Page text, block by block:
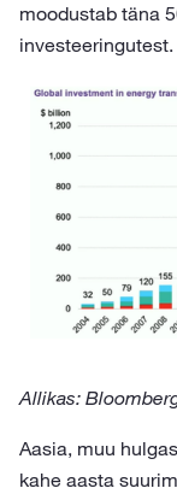
moodustab täna
investeeringutest.
Allikas:
Aasia, muu
kahe aasta